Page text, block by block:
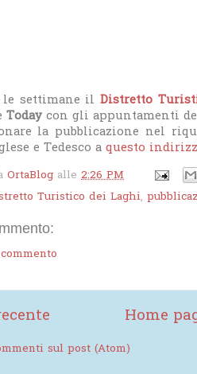
le settimane il Distretto
Today con gli appuntamenti
la pubblicazione nel
e Tedesco a questo
OrtaBlog alle 2:26 PM
Turistico dei Laghi,
Home
sul post (Atom)